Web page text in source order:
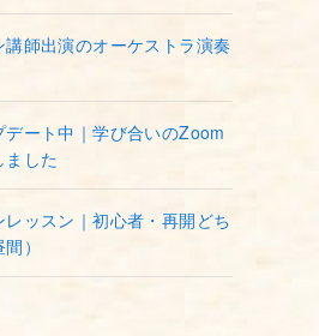
師出演のオーケストラ演奏
ート中｜学び合いのZoom
ました
ッスン｜初心者・再開どち
）